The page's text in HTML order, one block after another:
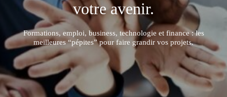
votre avenir.
Formations, emploi, business, technologie et finance : les
meilleures “pépites” pour faire grandir vos projets.